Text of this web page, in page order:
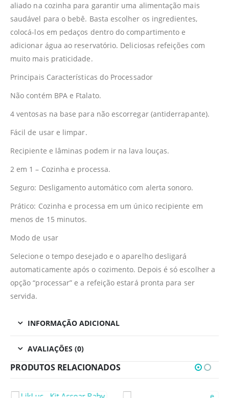
aliado na cozinha para garantir uma alimentação mais
saudável para o bebê. Basta escolher os ingredientes,
colocá-los em pedaços dentro do compartimento e
adicionar água ao reservatório. Deliciosas refeições com
muito mais praticidade.
Principais Características do Processador
Não contém BPA e Ftalato.
4 ventosas na base para não escorregar (antiderrapante).
Fácil de usar e limpar.
Recipiente e lâminas podem ir na lava louças.
2 em 1 – Cozinha e processa.
Seguro: Desligamento automático com alerta sonoro.
Prático: Cozinha e processa em um único recipiente em
menos de 15 minutos.
Modo de usar
Selecione o tempo desejado e o aparelho desligará
automaticamente após o cozimento. Depois é só escolher a
opção “processar” e a refeição estará pronta para ser
servida.
INFORMAÇÃO ADICIONAL
AVALIAÇÕES (0)
PRODUTOS RELACIONADOS